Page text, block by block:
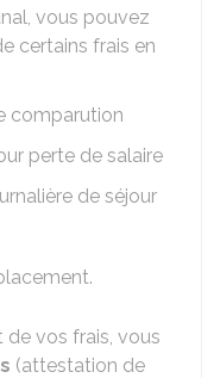
vous pouvez
certains frais en
comparution
perte de salaire
de séjour
de vos frais, vous
(attestation de